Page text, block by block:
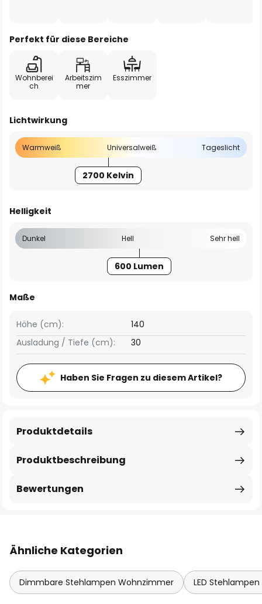
Perfekt für diese Bereiche
Wohnberei
ch
Arbeitszim
mer
Esszimmer
Lichtwirkung
Warmweiß Universalweiß Tageslicht
2700 Kelvin
Helligkeit
Dunkel Hell Sehr hell
600 Lumen
Maße
Höhe (cm):
140
Ausladung / Tiefe (cm):
30
Haben Sie Fragen zu diesem Artikel?
Produktbeschreibung
Produktdetails
Bewertungen
Ähnliche Kategorien
Dimmbare Stehlampen Wohnzimmer LED